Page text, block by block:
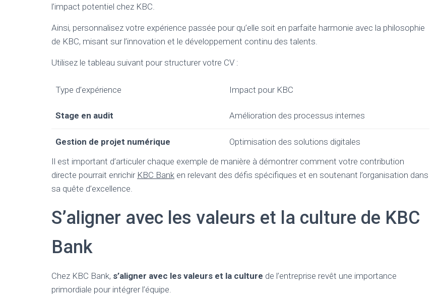
l’impact potentiel chez KBC.
Ainsi, personnalisez votre expérience passée pour qu’elle soit en parfaite harmonie avec la philosophie
de KBC, misant sur l’innovation et le développement continu des talents.
Utilisez le tableau suivant pour structurer votre CV :
Type d’expérience Impact pour KBC
Stage en audit Amélioration des processus internes
Gestion de projet numérique
Optimisation des solutions digitales
Il est important d’articuler chaque exemple de manière à démontrer comment votre contribution
directe pourrait enrichir KBC Bank en relevant des défis spécifiques et en soutenant l’organisation dans
sa quête d’excellence.
S’aligner avec les valeurs et la culture de KBC
Bank
Chez KBC Bank, s’aligner avec les valeurs et la culture de l’entreprise revêt une importance
primordiale pour intégrer l’équipe.